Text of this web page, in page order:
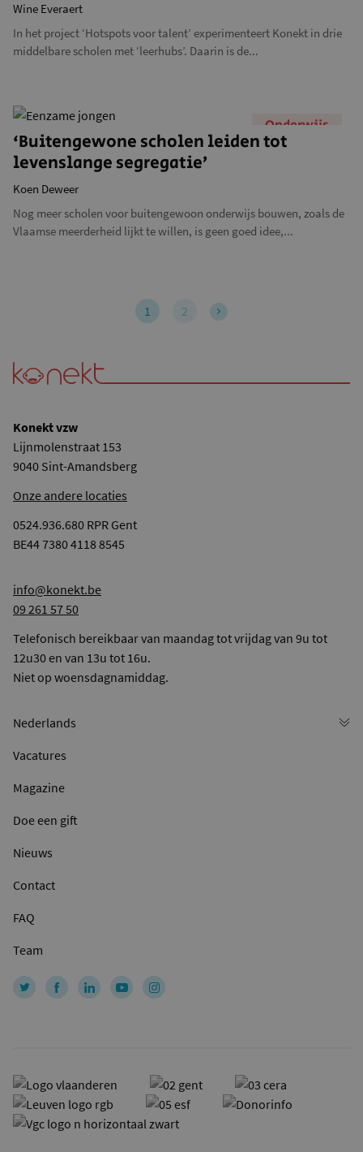
Wine Everaert
In het project ‘Hotspots voor talent’ experimenteert Konekt in drie
middelbare scholen met ‘leerhubs’. Daarin is de...
Onderwijs
‘Buitengewone scholen leiden tot
levenslange segregatie’
Koen Deweer
Nog meer scholen voor buitengewoon onderwijs bouwen, zoals de
Vlaamse meerderheid lijkt te willen, is geen goed idee,...
1 2
Konekt vzw
Lijnmolenstraat 153
9040 Sint-Amandsberg
Onze andere locaties
0524.936.680 RPR Gent
BE44 7380 4118 8545
info@konekt.be
09 261 57 50
Telefonisch bereikbaar van maandag tot vrijdag van 9u tot
12u30 en van 13u tot 16u.
Niet op woensdagnamiddag.
Vacatures
Magazine
Doe een gift
Nieuws
Contact
FAQ
Team